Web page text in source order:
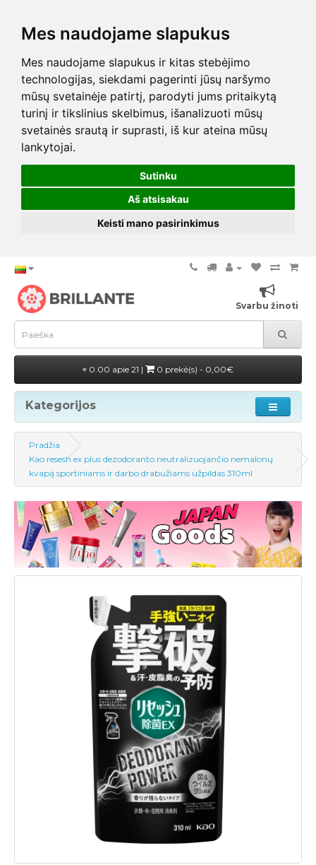
Mes naudojame slapukus
Mes naudojame slapukus ir kitas stebėjimo
technologijas, siekdami pagerinti jūsų naršymo
mūsų svetainėje patirtį, parodyti jums pritaikytą
turinį ir tikslinius skelbimus, išanalizuoti mūsų
svetainės srautą ir suprasti, iš kur ateina mūsų
lankytojai.
Sutinku
Aš atsisakau
Keisti mano pasirinkimus
Svarbu žinoti
0.00 apie 21 | 0 prekė(s) - 0,00€
Kategorijos
Pradžia
Kao resesh ex plus dezodoranto neutralizuojančio nemalonų
kvapą sportiniams ir darbo drabužiams užpildas 310ml